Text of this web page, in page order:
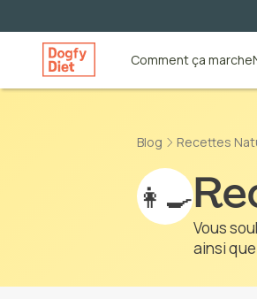
Comment ça marche
Blog Recettes
👩‍🍳
Vous
ainsi